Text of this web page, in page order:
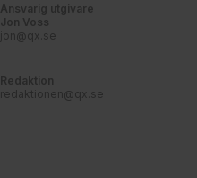
Ansvarig utgivare
Jon Voss
jon@qx.se
Redaktion
redaktionen@qx.se